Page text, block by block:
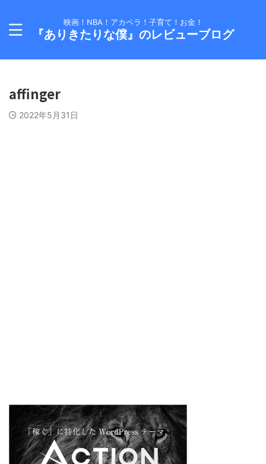
映画！NBA！アカペラ！子育て！お金！
『ありきたりな僕』のレビューブログ
affinger
2022年5月31日